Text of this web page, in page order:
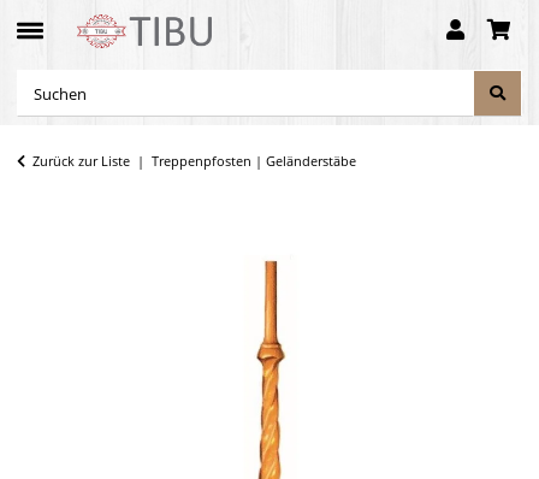
Zurück zur Liste Treppenpfosten | Geländerstäbe